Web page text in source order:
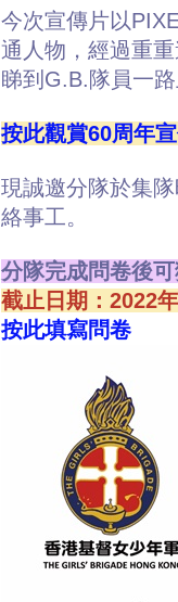
今次宣傳片以
通人物，經過重
睇到G.B.隊員一
按此觀賞60周年
現誠邀分隊於集
絡事工。
分隊完成問卷後
截止日期：2022
按此填寫問卷